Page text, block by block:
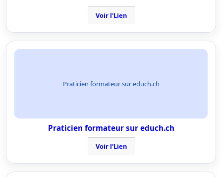
Voir l'Lien
Praticien formateur sur educh.ch
Praticien formateur sur educh.ch
Voir l'Lien